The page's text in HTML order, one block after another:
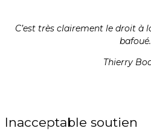
C’est très clairement le droit à
bafoué.
Thierry
Inacceptable soutien